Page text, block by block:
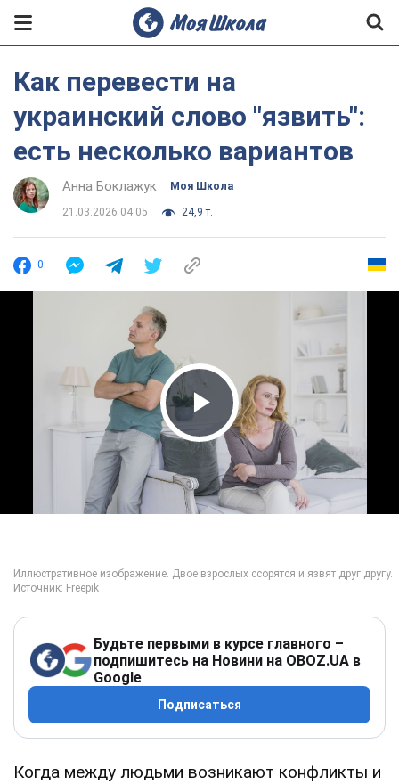
Как перевести на
украинский слово "язвить":
есть несколько вариантов
Анна Боклажук Моя Школа
21.03.2026 04:05 24,9 т.
0
Play Video
Будьте первыми в курсе главного –
подпишитесь на Новини на OBOZ.UA в
Google
Подписаться
Когда между людьми возникают конфликты и